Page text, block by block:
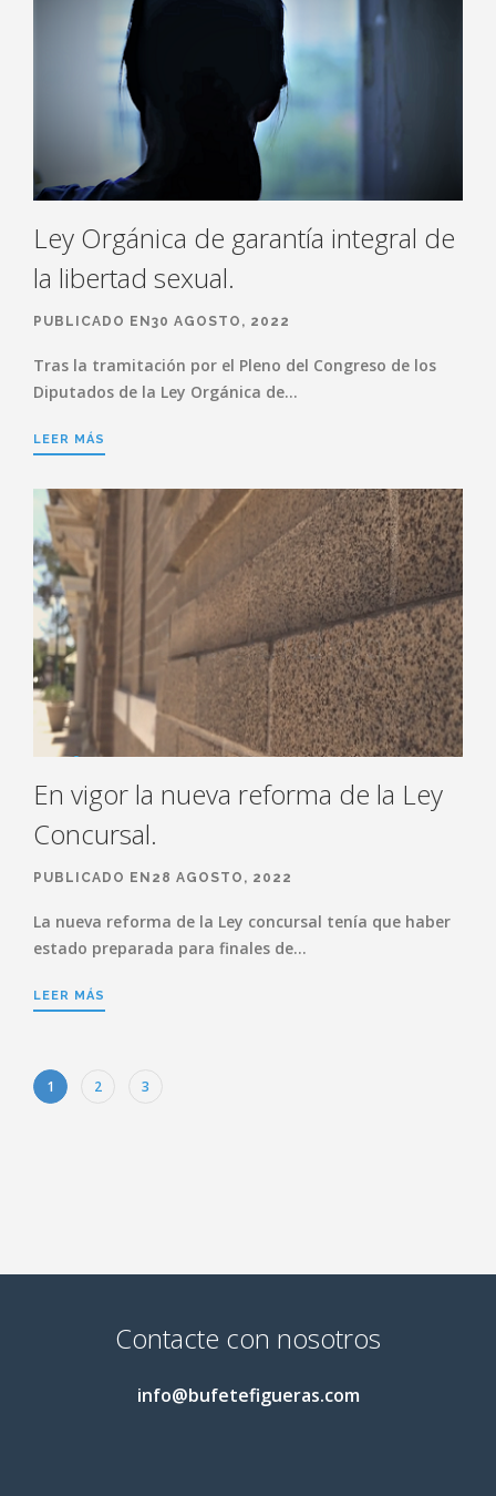
Ley Orgánica de garantía integral de
la libertad sexual.
PUBLICADO EN30 AGOSTO, 2022
Tras la tramitación por el Pleno del Congreso de los
Diputados de la Ley Orgánica de…
LEER MÁS
En vigor la nueva reforma de la Ley
Concursal.
PUBLICADO EN28 AGOSTO, 2022
La nueva reforma de la Ley concursal tenía que haber
estado preparada para finales de…
LEER MÁS
1 2 3
Contacte con nosotros
info@bufetefigueras.com